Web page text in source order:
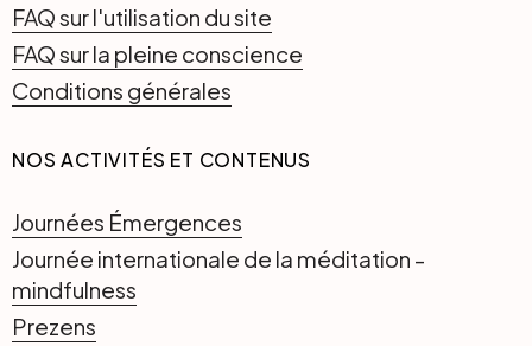
FAQ sur l'utilisation du site
FAQ sur la pleine conscience
Conditions générales
NOS ACTIVITÉS ET CONTENUS
Journées Émergences
Journée internationale de la méditation -
mindfulness
Prezens